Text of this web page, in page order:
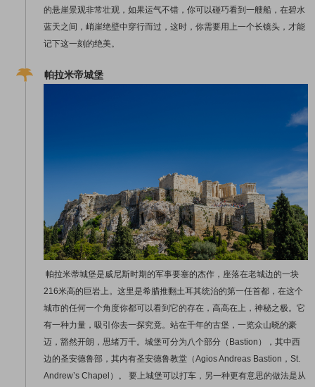
的悬崖景观非常壮观，如果运气不错，你可以碰巧看到一艘船，在碧水
蓝天之间，峭崖绝壁中穿行而过，这时，你需要用上一个长镜头，才能
记下这一刻的绝美。
帕拉米帝城堡
帕拉米蒂城堡是威尼斯时期的军事要塞的杰作，座落在老城边的一块
216米高的巨岩上。这里是希腊推翻土耳其统治的第一任首都，在这个
城市的任何一个角度你都可以看到它的存在，高高在上，神秘之极。它
有一种力量，吸引你去一探究竟。站在千年的古堡，一览众山晓的豪
迈，豁然开朗，思绪万千。城堡可分为八个部分（Bastion），其中西
边的圣安德鲁部，其内有圣安德鲁教堂（Agios Andreas Bastion，St.
Andrew’s Chapel）。 要上城堡可以打车，另一种更有意思的做法是从